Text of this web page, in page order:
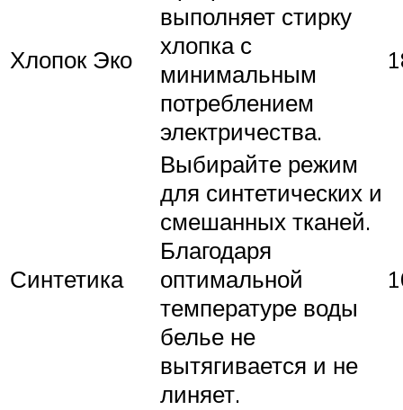
Хлопок Эко
выполняет стирку
хлопка с
минимальным
потреблением
электричества.
Синтетика
Выбирайте режим
для синтетических и
смешанных тканей.
Благодаря
оптимальной
температуре воды
белье не
вытягивается и не
линяет.